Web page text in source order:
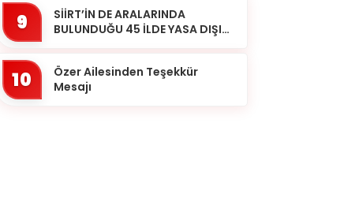
9
SİİRT’İN DE ARALARINDA
BULUNDUĞU 45 İLDE YASA DIŞI
10
Özer Ailesinden Teşekkür
Mesajı